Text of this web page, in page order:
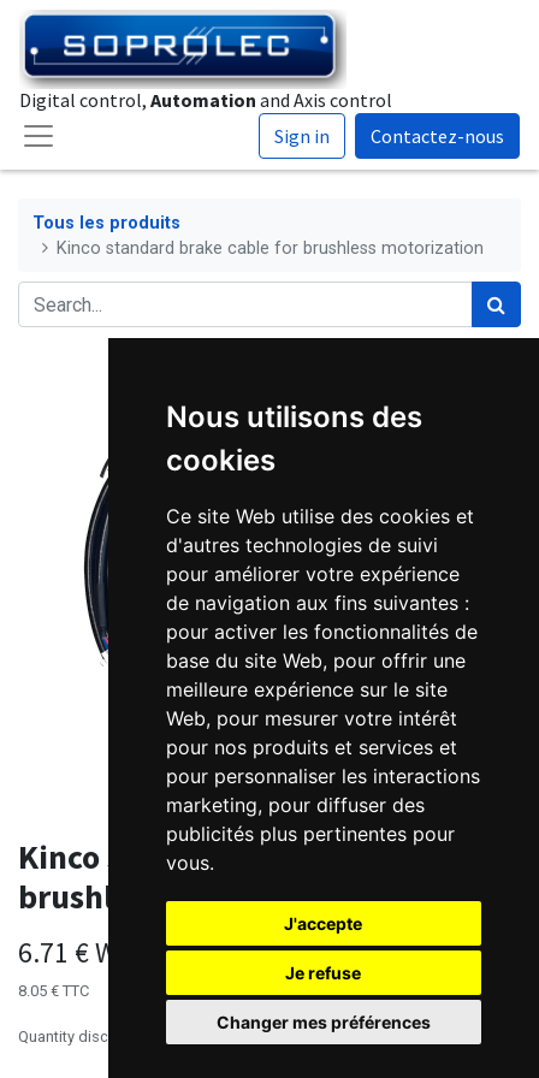
Nous utilisons des
cookies
Ce site Web utilise des cookies et
d'autres technologies de suivi
pour améliorer votre expérience
de navigation aux fins suivantes :
pour activer les fonctionnalités de
base du site Web, pour offrir une
meilleure expérience sur le site
Web, pour mesurer votre intérêt
pour nos produits et services et
pour personnaliser les interactions
marketing, pour diffuser des
publicités plus pertinentes pour
vous.
J'accepte
Je refuse
Changer mes préférences
Digital control, Automation and Axis control
Sign in
Contactez-nous
Tous les produits
Kinco standard brake cable for brushless motorization
Kinco standard brake cable for
brushless motorization
6.71 €Without Taxes
8.05 € TTC
Quantity discounts available, please contact us.